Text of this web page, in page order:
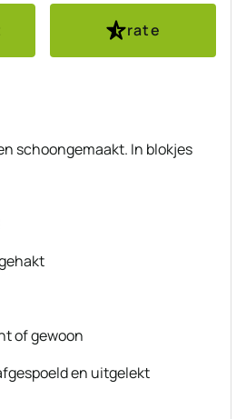
rate
schoongemaakt. In blokjes
of gewoon
en uitgelekt